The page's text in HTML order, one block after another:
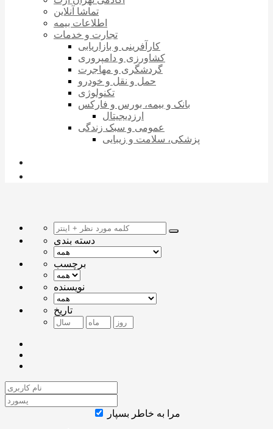
تماشا آنلاین
اطلاعات بیمه
تجارت و خدمات
کارآفرینی و بازاریابی
کشاورزی و دامپروری
گردشگری و مهاجرت
حمل و نقل و خودرو
تکنولوژی
بانک و بیمه، بورس و فارکس
ارزدیجیتال
عمومی و سبک زندگی
پزشکی، سلامت و زیبایی
دسته بندی
برچسب
نویسنده
تاریخ
مرا به خاطر بسپار